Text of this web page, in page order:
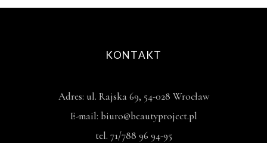
KONTAKT
Adres: ul. Rajska 69, 54-028 Wrocław
E-mail: biuro@beautyproject.pl
tel. 71/788 96 94-95